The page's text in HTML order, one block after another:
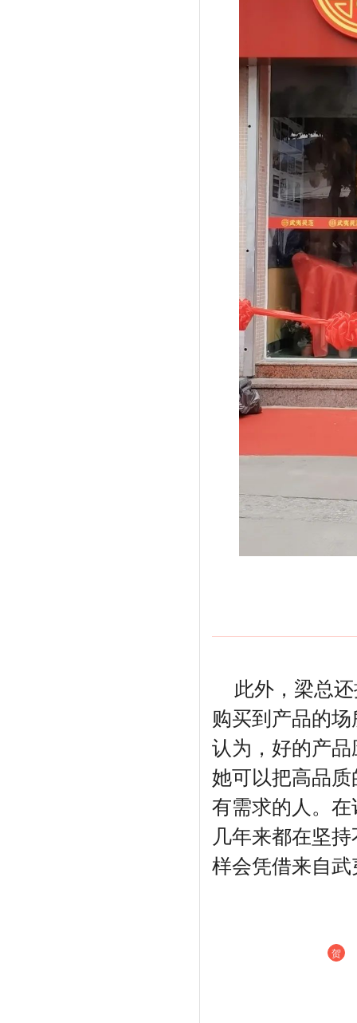
此外，梁总
购买到产品的
认为，好的产
她可以把高品
有需求的人。
几年来都在坚
样会凭借来自
贺